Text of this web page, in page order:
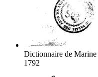
Dictionnaire de Marine
1792